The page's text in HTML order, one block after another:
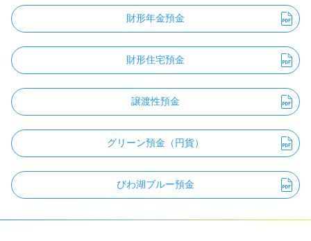
財形年金預金
財形住宅預金
譲渡性預金
グリーン預金（円貨）
びわ湖ブルー預金